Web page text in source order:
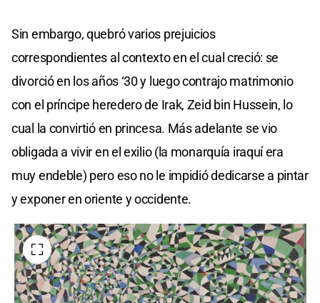
Sin embargo, quebró varios prejuicios
correspondientes al contexto en el cual creció: se
divorció en los años ‘30 y luego contrajo matrimonio
con el príncipe heredero de Irak, Zeid bin Hussein, lo
cual la convirtió en princesa. Más adelante se vio
obligada a vivir en el exilio (la monarquía iraquí era
muy endeble) pero eso no le impidió dedicarse a pintar
y exponer en oriente y occidente.